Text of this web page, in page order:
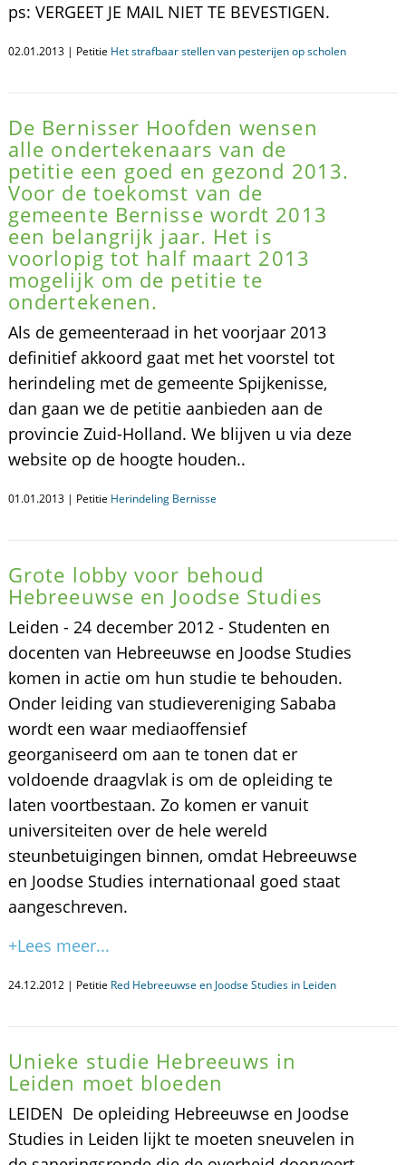
ps: VERGEET JE MAIL NIET TE BEVESTIGEN.
02.01.2013 | Petitie Het strafbaar stellen van pesterijen op scholen
De Bernisser Hoofden wensen
alle ondertekenaars van de
petitie een goed en gezond 2013.
Voor de toekomst van de
gemeente Bernisse wordt 2013
een belangrijk jaar. Het is
voorlopig tot half maart 2013
mogelijk om de petitie te
ondertekenen.
Als de gemeenteraad in het voorjaar 2013
definitief akkoord gaat met het voorstel tot
herindeling met de gemeente Spijkenisse,
dan gaan we de petitie aanbieden aan de
provincie Zuid-Holland. We blijven u via deze
website op de hoogte houden..
01.01.2013 | Petitie Herindeling Bernisse
Grote lobby voor behoud
Hebreeuwse en Joodse Studies
Leiden - 24 december 2012 - Studenten en
docenten van Hebreeuwse en Joodse Studies
komen in actie om hun studie te behouden.
Onder leiding van studievereniging Sababa
wordt een waar mediaoffensief
georganiseerd om aan te tonen dat er
voldoende draagvlak is om de opleiding te
laten voortbestaan. Zo komen er vanuit
universiteiten over de hele wereld
steunbetuigingen binnen, omdat Hebreeuwse
en Joodse Studies internationaal goed staat
aangeschreven.
+Lees meer...
24.12.2012 | Petitie Red Hebreeuwse en Joodse Studies in Leiden
Unieke studie Hebreeuws in
Leiden moet bloeden
LEIDEN  De opleiding Hebreeuwse en Joodse
Studies in Leiden lijkt te moeten sneuvelen in